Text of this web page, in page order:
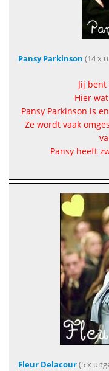
Pansy Parkinson (14 x
Jij
Hier
Pansy Parkinson is
Ze wordt vaak
Pansy heeft
Fleur Delacour(5 x